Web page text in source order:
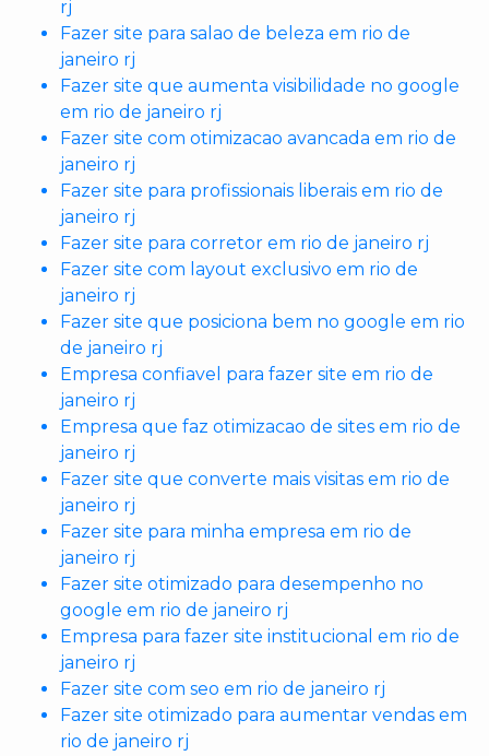
rj
Fazer site para salao de beleza em rio de
janeiro rj
Fazer site que aumenta visibilidade no google
em rio de janeiro rj
Fazer site com otimizacao avancada em rio de
janeiro rj
Fazer site para profissionais liberais em rio de
janeiro rj
Fazer site para corretor em rio de janeiro rj
Fazer site com layout exclusivo em rio de
janeiro rj
Fazer site que posiciona bem no google em rio
de janeiro rj
Empresa confiavel para fazer site em rio de
janeiro rj
Empresa que faz otimizacao de sites em rio de
janeiro rj
Fazer site que converte mais visitas em rio de
janeiro rj
Fazer site para minha empresa em rio de
janeiro rj
Fazer site otimizado para desempenho no
google em rio de janeiro rj
Empresa para fazer site institucional em rio de
janeiro rj
Fazer site com seo em rio de janeiro rj
Fazer site otimizado para aumentar vendas em
rio de janeiro rj